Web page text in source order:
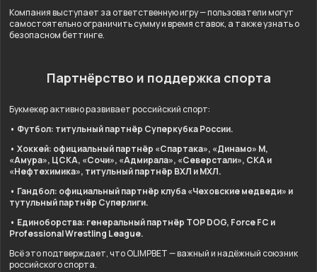
Компания выступает за ответственную игру — пользователи могут
самостоятельно ограничить сумму и время ставок, а также узнать о
безопасном беттинге.
Партнёрство и поддержка спорта
Букмекер активно развивает российский спорт:
• Футбол: титульный партнёр Суперкубка России.
• Хоккей: официальный партнёр «Спартака», «Динамо» М,
«Амура», ЦСКА, «Сочи», «Адмирала», «Северстали», СКА и
«Нефтехимика», титульный партнёр ВХЛ и МХЛ.
• Гандбол: официальный партнёр клуба «Чеховские медведи» и
тутульный партнёр Суперлиги.
• Единоборства: генеральный партнёр TOP DOG, Force FC и
Professional Wrestling League.
Всё это подтверждает, что OLIMPBET — важный и надёжный союзник
российского спорта.